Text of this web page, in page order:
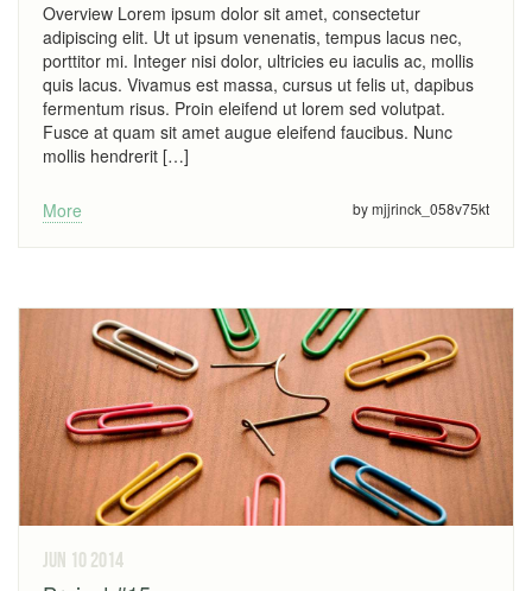
Overview Lorem ipsum dolor sit amet, consectetur
adipiscing elit. Ut ut ipsum venenatis, tempus lacus nec,
porttitor mi. Integer nisi dolor, ultricies eu iaculis ac, mollis
quis lacus. Vivamus est massa, cursus ut felis ut, dapibus
fermentum risus. Proin eleifend ut lorem sed volutpat.
Fusce at quam sit amet augue eleifend faucibus. Nunc
mollis hendrerit […]
More by mjjrinck_058v75kt
jun 10 2014